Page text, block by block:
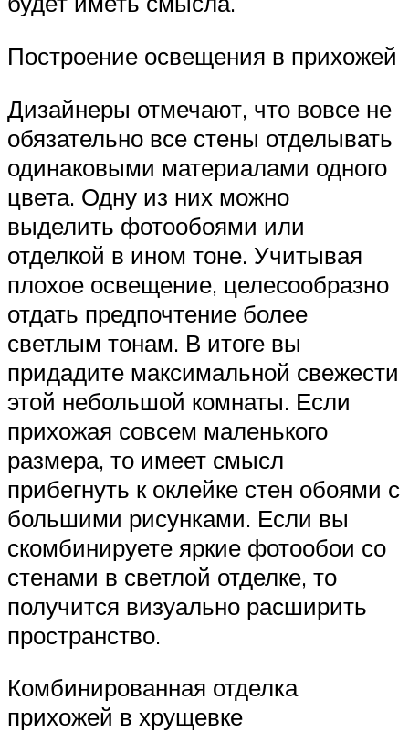
Построение освещения в прихожей
Дизайнеры отмечают, что вовсе не
обязательно все стены отделывать
одинаковыми материалами одного
цвета. Одну из них можно
выделить фотообоями или
отделкой в ином тоне. Учитывая
плохое освещение, целесообразно
отдать предпочтение более
светлым тонам. В итоге вы
придадите максимальной свежести
этой небольшой комнаты. Если
прихожая совсем маленького
размера, то имеет смысл
прибегнуть к оклейке стен обоями с
большими рисунками. Если вы
скомбинируете яркие фотообои со
стенами в светлой отделке, то
получится визуально расширить
пространство.
Комбинированная отделка
прихожей в хрущевке